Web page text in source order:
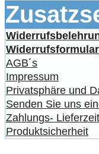
Widerrufsformular
AGB´s
Impressum
Privatsphäre und
Senden Sie uns
Zahlungs-
Produktsicherheit